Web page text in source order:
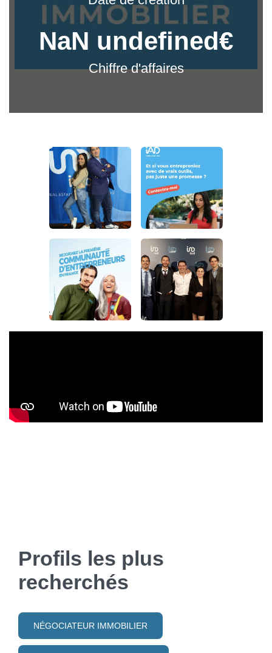
NaN undefined€
Chiffre d'affaires
Profils les plus
recherchés
NÉGOCIATEUR IMMOBILIER